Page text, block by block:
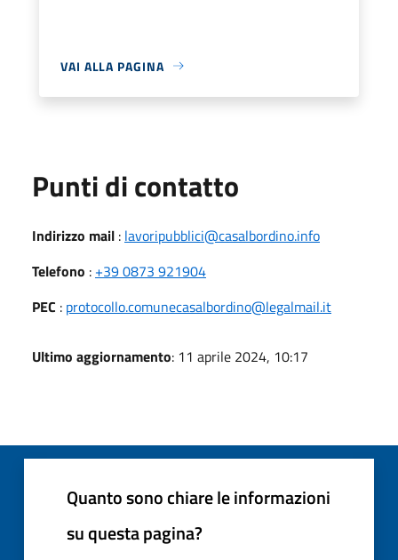
VAI ALLA PAGINA
Punti di contatto
Indirizzo mail : lavoripubblici@casalbordino.info
Telefono : +39 0873 921904
PEC : protocollo.comunecasalbordino@legalmail.it
Ultimo aggiornamento: 11 aprile 2024, 10:17
Quanto sono chiare le informazioni
su questa pagina?